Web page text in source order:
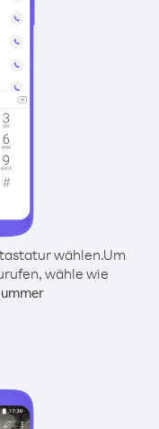
wählen.Um
wähle wie